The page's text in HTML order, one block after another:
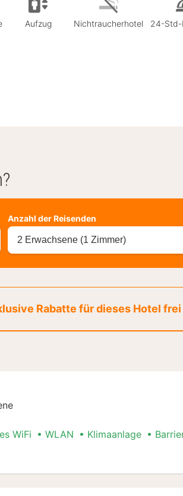
Aufzug Nichtraucherhotel 24-Std-
Anzahl der Reisenden
2 Erwachsene (1 Zimmer)
Rabatte für dieses Hotel frei
WiFi WLAN Klimaanlage